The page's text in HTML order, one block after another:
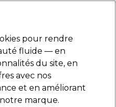
Se connecter
Electro et Matériel
délais
suite
pour rendre
fluide — en
du site, en
avec nos
et en améliorant
marque.